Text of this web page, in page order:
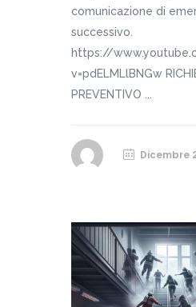
comunicazione di
successivo.
https://
v=pdELMLlBNGw
PREVENTIVO ...
Dicembre